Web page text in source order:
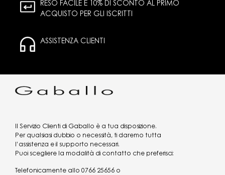
RESO FACILE E 10% DI SCONTO AL PRIMO
ACQUISTO PER GLI ISCRITTI
ASSISTENZA CLIENTI
Il Servizio Clienti di Gaballo è a tua disposizione.
Per qualsiasi dubbio o necessità, ti daremo tutta
l’assistenza e il supporto necessari.
Puoi scegliere la modalità di contatto che preferisci:
Telefonicamente allo 0766 25656 o